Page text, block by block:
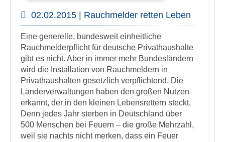
02.02.2015 | Rauchmelder retten Leben
Eine generelle, bundesweit einheitliche
Rauchmelderpflicht für deutsche Privathaushalte
gibt es nicht. Aber in immer mehr Bundesländern
wird die Installation von Rauchmeldern in
Privathaushalten gesetzlich verpflichtend. Die
Länderverwaltungen haben den großen Nutzen
erkannt, der in den kleinen Lebensrettern steckt.
Denn jedes Jahr sterben in Deutschland über
500 Menschen bei Feuern – die große Mehrzahl,
weil sie nachts nicht merken, dass ein Feuer